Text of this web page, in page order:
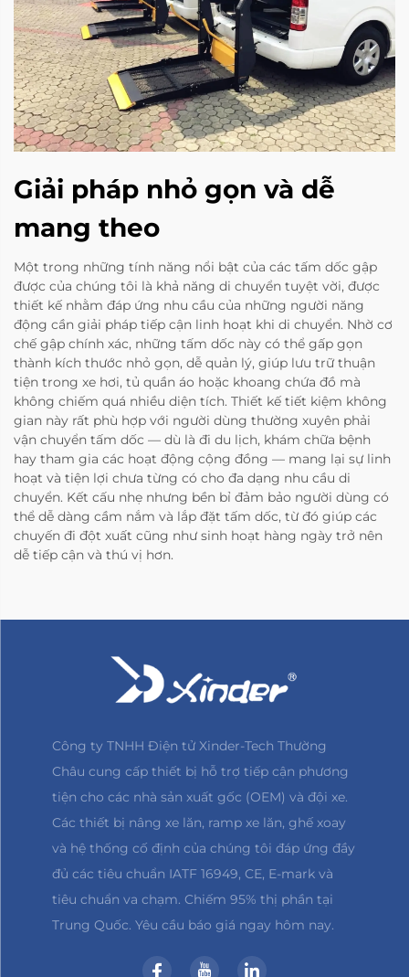
Giải pháp nhỏ gọn và dễ
mang theo
Một trong những tính năng nổi bật của các tấm dốc gập
được của chúng tôi là khả năng di chuyển tuyệt vời, được
thiết kế nhằm đáp ứng nhu cầu của những người năng
động cần giải pháp tiếp cận linh hoạt khi di chuyển. Nhờ cơ
chế gập chính xác, những tấm dốc này có thể gấp gọn
thành kích thước nhỏ gọn, dễ quản lý, giúp lưu trữ thuận
tiện trong xe hơi, tủ quần áo hoặc khoang chứa đồ mà
không chiếm quá nhiều diện tích. Thiết kế tiết kiệm không
gian này rất phù hợp với người dùng thường xuyên phải
vận chuyển tấm dốc — dù là đi du lịch, khám chữa bệnh
hay tham gia các hoạt động cộng đồng — mang lại sự linh
hoạt và tiện lợi chưa từng có cho đa dạng nhu cầu di
chuyển. Kết cấu nhẹ nhưng bền bỉ đảm bảo người dùng có
thể dễ dàng cầm nắm và lắp đặt tấm dốc, từ đó giúp các
chuyến đi đột xuất cũng như sinh hoạt hàng ngày trở nên
dễ tiếp cận và thú vị hơn.
Công ty TNHH Điện tử Xinder-Tech Thường
Châu cung cấp thiết bị hỗ trợ tiếp cận phương
tiện cho các nhà sản xuất gốc (OEM) và đội xe.
Các thiết bị nâng xe lăn, ramp xe lăn, ghế xoay
và hệ thống cố định của chúng tôi đáp ứng đầy
đủ các tiêu chuẩn IATF 16949, CE, E-mark và
tiêu chuẩn va chạm. Chiếm 95% thị phần tại
Trung Quốc. Yêu cầu báo giá ngay hôm nay.